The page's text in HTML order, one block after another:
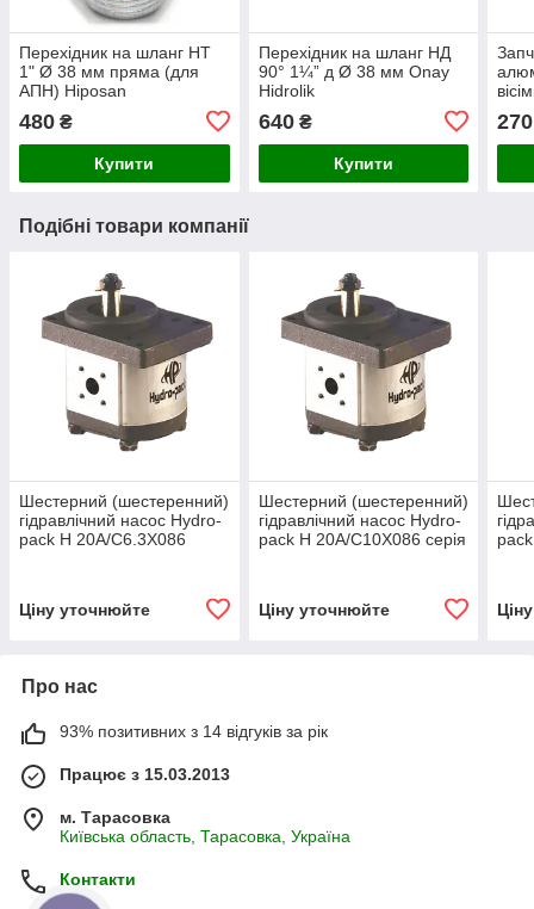
Перехідник на шланг НТ
1" Ø 38 мм пряма (для
АПН) Hiposan
480 ₴
Купити
Перехідник на шланг НД
90° 1¼” д Ø 38 мм Onay
Hidrolik
640₴
Купити
270
Подібні товари компанії
Шестерний (шестеренний)
гідравлічний насос Hydro-
pack H 20A/C6.3X086
Ціну уточнюйте
Шестерний (шестеренний)
гідравлічний насос Hydro-
pack H 20A/C10X086 серія
Ціну уточнюйте
Про нас
93% позитивних з 14 відгуків за рік
Працює з 15.03.2013
м. Тарасовка
Київська область, Тарасовка, Україна
Контакти